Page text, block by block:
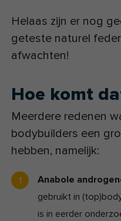
Helaas zijn er nog
geteste naturel
afwachten!
Hoe komt
Meerdere redenen
bodybuilders een
hebben, namelijk:
Anabole
gebruikt in
is in eerder